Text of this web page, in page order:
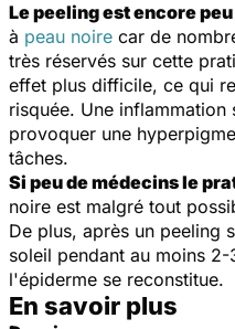
Le peeling est encore
à peau noire car de
très réservés sur cette
effet plus difficile, ce qui
risquée. Une
provoquer une
tâches.
Si peu de médecins le
noire est malgré tout
De plus, après un peeling
soleil pendant au moins
l'épiderme se reconstitue.
En savoir plus